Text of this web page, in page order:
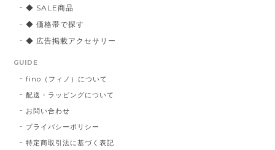
◆ SALE商品
◆ 価格帯で探す
◆ 広告掲載アクセサリー
GUIDE
fino（フィノ）について
配送・ラッピングについて
お問い合わせ
プライバシーポリシー
特定商取引法に基づく表記